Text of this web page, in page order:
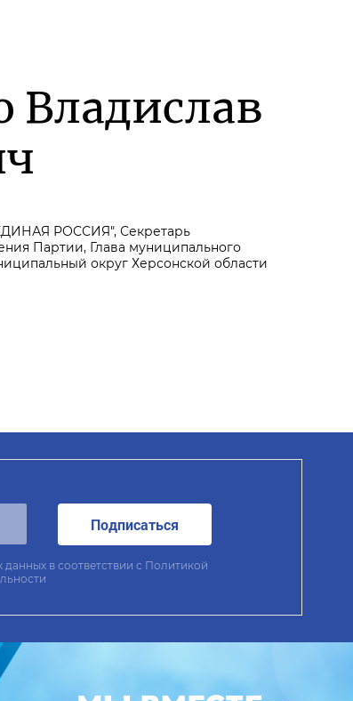
Владислав
РОССИЯ", Секретарь
Партии, Глава муниципального
округ Херсонской области
Подписаться
в соответствии с Политикой